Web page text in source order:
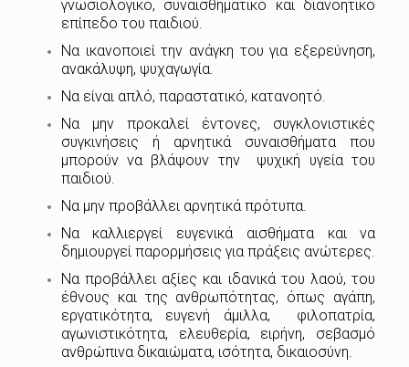
γνωσιολογικό, συναισθηματικό και διανοητικό
επίπεδο του παιδιού.
Να ικανοποιεί την ανάγκη του για εξερεύνηση,
ανακάλυψη, ψυχαγωγία.
Να είναι απλό, παραστατικό, κατανοητό.
Να μην προκαλεί έντονες, συγκλονιστικές
συγκινήσεις ή αρνητικά συναισθήματα που
μπορούν να βλάψουν την ψυχική υγεία του
παιδιού.
Να μην προβάλλει αρνητικά πρότυπα.
Να καλλιεργεί ευγενικά αισθήματα και να
δημιουργεί παρορμήσεις για πράξεις ανώτερες.
Να προβάλλει αξίες και ιδανικά του λαού, του
έθνους και της ανθρωπότητας, όπως αγάπη,
εργατικότητα, ευγενή άμιλλα, φιλοπατρία,
αγωνιστικότητα, ελευθερία, ειρήνη, σεβασμό
ανθρώπινα δικαιώματα, ισότητα, δικαιοσύνη.